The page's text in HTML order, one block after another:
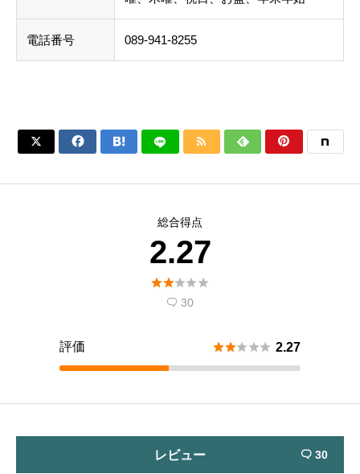
電話番号 089-941-8255
     
総合得点
2.27

 30
評価  2.27
レビュー  30